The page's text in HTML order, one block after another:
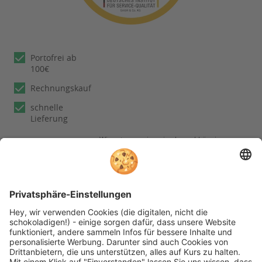
Portofrei ab
100€
Rechnungskauf
schnelle
Lieferung
Wir nutzen reviews.io als unabhängigen
Dienstleister für die Einholung von
Bewertungen. Erfahren Sie mehr unter
unserenInformationen zu
Kundenbewertungen
Folgen Sie rehashop auch auf folgenden Kanälen